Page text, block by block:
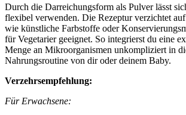
Durch die Darreichungsform als Pulver lässt
flexibel verwenden. Die Rezeptur verzichtet
wie künstliche Farbstoffe oder
für Vegetarier geeignet. So integrierst du eine
Menge an Mikroorganismen unkompliziert in
Nahrungsroutine von dir oder deinem Baby.
Verzehrsempfehlung:
Für Erwachsene: